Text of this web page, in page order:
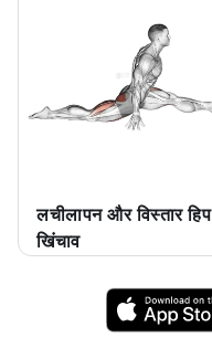
लचीलापन और विस्तार हिप
खिंचाव